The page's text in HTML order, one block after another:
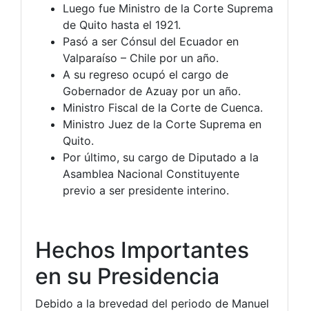
Luego fue Ministro de la Corte Suprema
de Quito hasta el 1921.
Pasó a ser Cónsul del Ecuador en
Valparaíso – Chile por un año.
A su regreso ocupó el cargo de
Gobernador de Azuay por un año.
Ministro Fiscal de la Corte de Cuenca.
Ministro Juez de la Corte Suprema en
Quito.
Por último, su cargo de Diputado a la
Asamblea Nacional Constituyente
previo a ser presidente interino.
Hechos Importantes
en su Presidencia
Debido a la brevedad del periodo de Manuel